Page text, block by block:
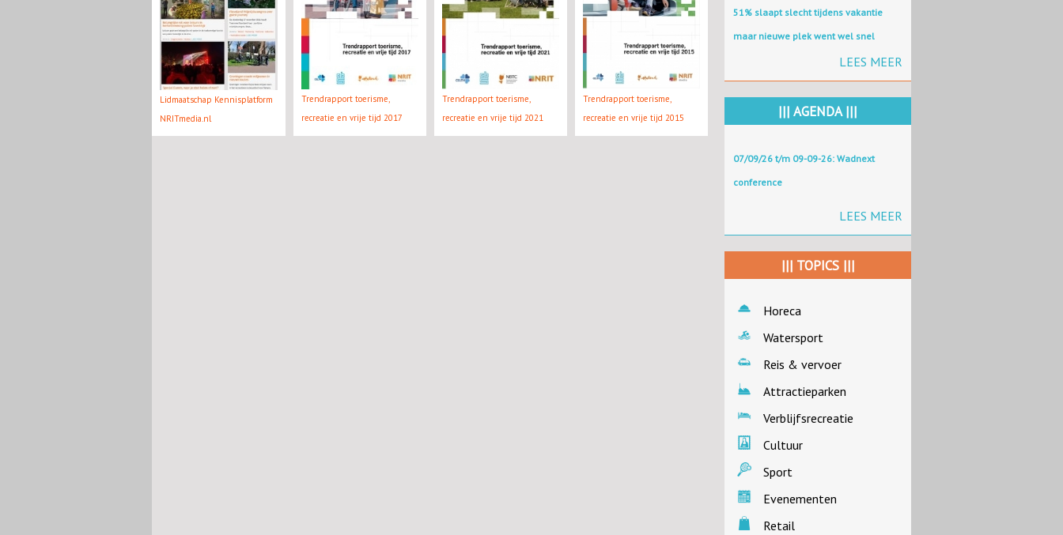
Lidmaatschap Kennisplatform
NRITmedia.nl
Trendrapport toerisme,
recreatie en vrije tijd 2017
Trendrapport toerisme,
recreatie en vrije tijd 2021
Trendrapport toerisme,
recreatie en vrije tijd 2015
51% slaapt slecht tijdens vakantie
maar nieuwe plek went wel snel
LEES MEER
||| AGENDA |||
07/09/26 t/m 09-09-26: Wadnext
conference
LEES MEER
||| TOPICS |||
Horeca
Watersport
Reis & vervoer
Attractieparken
Verblijfsrecreatie
Cultuur
Sport
Evenementen
Retail